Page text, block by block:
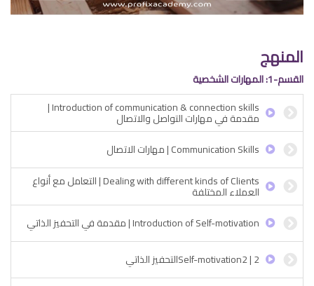
المنهج
القسم-1: المهارات الشخصية
Introduction of communication & connection skills |
مقدمة في مهارات التواصل والاتصال
Communication Skills | مهارات الاتصال
Dealing with different kinds of Clients | التعامل مع أنواع
العملاء المختلفة
Introduction of Self-motivation | مقدمة في التحفيز الذاتي
Self-motivation2 | 2التحفيز الذاتي